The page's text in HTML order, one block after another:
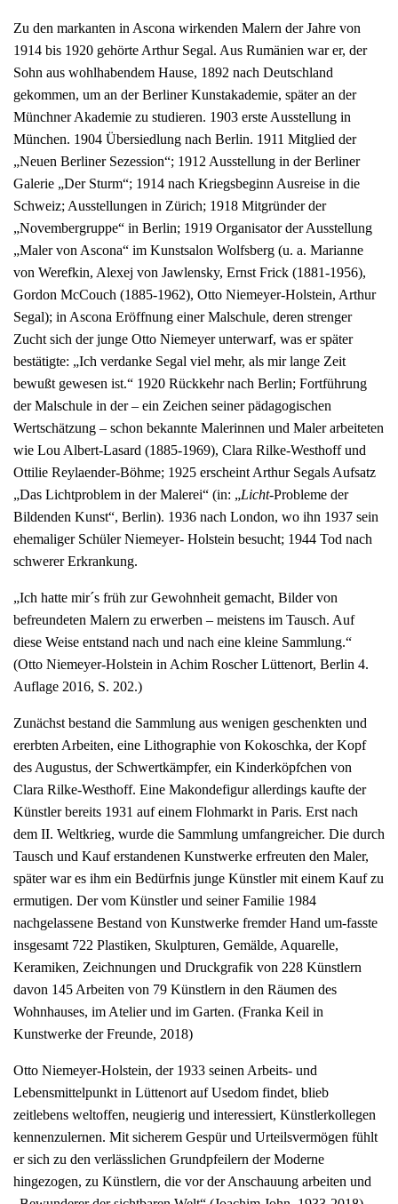
Zu den markanten in Ascona wirkenden Malern der Jahre von
1914 bis 1920 gehörte Arthur Segal. Aus Rumänien war er, der
Sohn aus wohlhabendem Hause, 1892 nach Deutschland
gekommen, um an der Berliner Kunstakademie, später an der
Münchner Akademie zu studieren. 1903 erste Ausstellung in
München. 1904 Übersiedlung nach Berlin. 1911 Mitglied der
„Neuen Berliner Sezession“; 1912 Ausstellung in der Berliner
Galerie „Der Sturm“; 1914 nach Kriegsbeginn Ausreise in die
Schweiz; Ausstellungen in Zürich; 1918 Mitgründer der
„Novembergruppe“ in Berlin; 1919 Organisator der Ausstellung
„Maler von Ascona“ im Kunstsalon Wolfsberg (u. a. Marianne
von Werefkin, Alexej von Jawlensky, Ernst Frick (1881-1956),
Gordon McCouch (1885-1962), Otto Niemeyer-Holstein, Arthur
Segal); in Ascona Eröffnung einer Malschule, deren strenger
Zucht sich der junge Otto Niemeyer unterwarf, was er später
bestätigte: „Ich verdanke Segal viel mehr, als mir lange Zeit
bewußt gewesen ist.“ 1920 Rückkehr nach Berlin; Fortführung
der Malschule in der – ein Zeichen seiner pädagogischen
Wertschätzung – schon bekannte Malerinnen und Maler arbeiteten
wie Lou Albert-Lasard (1885-1969), Clara Rilke-Westhoff und
Ottilie Reylaender-Böhme; 1925 erscheint Arthur Segals Aufsatz
„Das Lichtproblem in der Malerei“ (in: „Licht-Probleme der
Bildenden Kunst“, Berlin). 1936 nach London, wo ihn 1937 sein
ehemaliger Schüler Niemeyer- Holstein besucht; 1944 Tod nach
schwerer Erkrankung.
„Ich hatte mir´s früh zur Gewohnheit gemacht, Bilder von
befreundeten Malern zu erwerben – meistens im Tausch. Auf
diese Weise entstand nach und nach eine kleine Sammlung.“
(Otto Niemeyer-Holstein in Achim Roscher Lüttenort, Berlin 4.
Auflage 2016, S. 202.)
Zunächst bestand die Sammlung aus wenigen geschenkten und
ererbten Arbeiten, eine Lithographie von Kokoschka, der Kopf
des Augustus, der Schwertkämpfer, ein Kinderköpfchen von
Clara Rilke-Westhoff. Eine Makondefigur allerdings kaufte der
Künstler bereits 1931 auf einem Flohmarkt in Paris. Erst nach
dem II. Weltkrieg, wurde die Sammlung umfangreicher. Die durch
Tausch und Kauf erstandenen Kunstwerke erfreuten den Maler,
später war es ihm ein Bedürfnis junge Künstler mit einem Kauf zu
ermutigen. Der vom Künstler und seiner Familie 1984
nachgelassene Bestand von Kunstwerke fremder Hand um-fasste
insgesamt 722 Plastiken, Skulpturen, Gemälde, Aquarelle,
Keramiken, Zeichnungen und Druckgrafik von 228 Künstlern
davon 145 Arbeiten von 79 Künstlern in den Räumen des
Wohnhauses, im Atelier und im Garten. (Franka Keil in
Kunstwerke der Freunde, 2018)
Otto Niemeyer-Holstein, der 1933 seinen Arbeits- und
Lebensmittelpunkt in Lüttenort auf Usedom findet, blieb
zeitlebens weltoffen, neugierig und interessiert, Künstlerkollegen
kennenzulernen. Mit sicherem Gespür und Urteilsvermögen fühlt
er sich zu den verlässlichen Grundpfeilern der Moderne
hingezogen, zu Künstlern, die vor der Anschauung arbeiten und